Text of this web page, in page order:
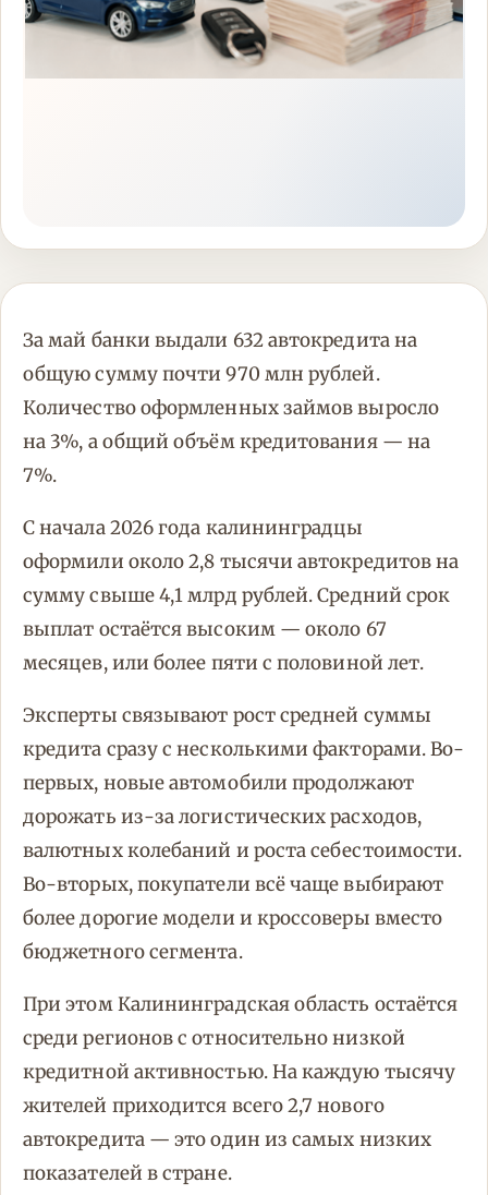
За май банки выдали 632 автокредита на
общую сумму почти 970 млн рублей.
Количество оформленных займов выросло
на 3%, а общий объём кредитования — на
7%.
С начала 2026 года калининградцы
оформили около 2,8 тысячи автокредитов на
сумму свыше 4,1 млрд рублей. Средний срок
выплат остаётся высоким — около 67
месяцев, или более пяти с половиной лет.
Эксперты связывают рост средней суммы
кредита сразу с несколькими факторами. Во-
первых, новые автомобили продолжают
дорожать из-за логистических расходов,
валютных колебаний и роста себестоимости.
Во-вторых, покупатели всё чаще выбирают
более дорогие модели и кроссоверы вместо
бюджетного сегмента.
При этом Калининградская область остаётся
среди регионов с относительно низкой
кредитной активностью. На каждую тысячу
жителей приходится всего 2,7 нового
автокредита — это один из самых низких
показателей в стране.